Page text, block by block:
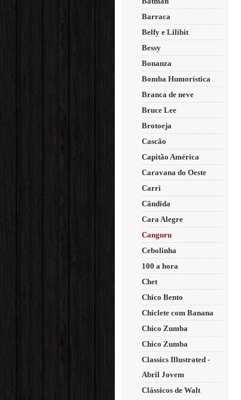
Barraca
Belfy e Lilibit
Bessy
Bonanza
Bomba Humorística
Branca de neve
Bruce Lee
Brotoeja
Cascão
Capitão América
Caravana do Oeste
Carri
Cândida
Cara Alegre
Canguru
Cebolinha
100 a hora
Chet
Chico Bento
Chiclete com Banana
Chico Zumba
Chico Zumba
Classics Illustrated -
Abril Jovem
Clássicos de Walt